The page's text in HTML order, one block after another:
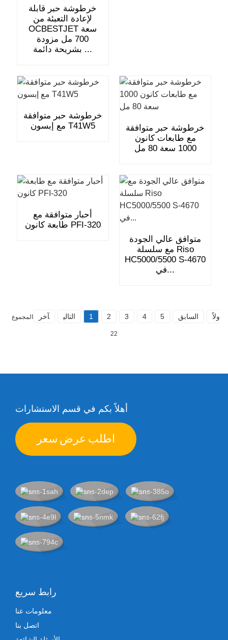
خرطوشة حبر قابلة
لإعادة التعبئة من
OCBESTJET سعة
700 مل مزودة
بشريحة دائمة ...
خرطوشة حبر متوافقة
مع إبسون T41W5
خرطوشة حبر متوافقة
مع طابعات كانون
1000 سعة 80 مل
أحبار متوافقة مع
طابعة كانون PFI-320
متوافق عالي الجودة
مع سلسلة Riso
HC5000/5500 S-4670
في...
أولاً السابق 1 2 3 4 5 التالي آخر المجموع
22
أهلاً بكم في قسم الاستشارات
اطلب عرض سعر
رابط سريع
معلومات عنا
اتصل بنا